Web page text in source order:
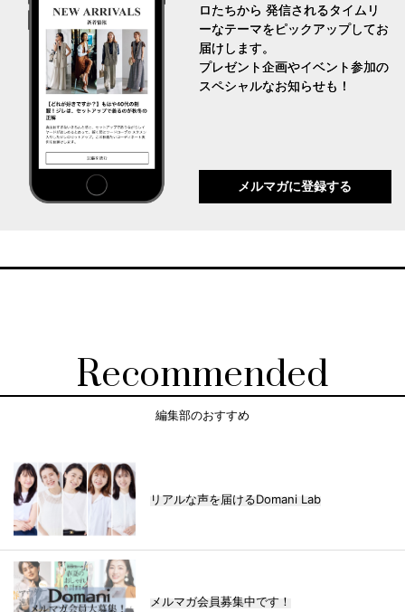
ロたちから 発信されるタイムリ
ーなテーマをピックアップしてお
届けします。
プレゼント企画やイベント参加の
スペシャルなお知らせも！
メルマガに登録する
Recommended
編集部のおすすめ
リアルな声を届けるDomani Lab
メルマガ会員募集中です！